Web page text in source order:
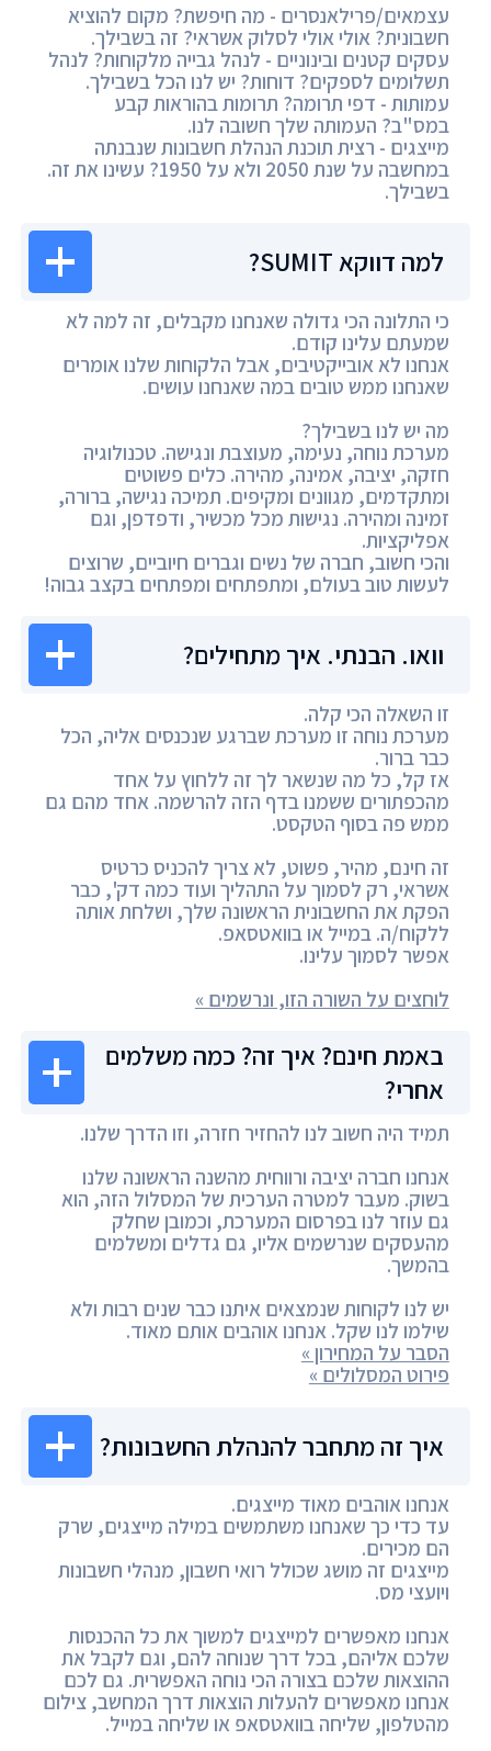
עצמאים/פרילאנסרים - מה חיפשת? מקום להוציא
חשבונית? אולי אולי לסלוק אשראי? זה בשבילך.
עסקים קטנים ובינוניים - לנהל גבייה מלקוחות? לנהל
תשלומים לספקים? דוחות? יש לנו הכל בשבילך.
עמותות - דפי תרומה? תרומות בהוראות קבע
במס"ב? העמותה שלך חשובה לנו.
מייצגים - רצית תוכנת הנהלת חשבונות שנבנתה
במחשבה על שנת 2050 ולא על 1950? עשינו את זה.
בשבילך.
למה דווקא SUMIT?
כי התלונה הכי גדולה שאנחנו מקבלים, זה למה לא
שמעתם עלינו קודם.
אנחנו לא אובייקטיבים, אבל הלקוחות שלנו אומרים
שאנחנו ממש טובים במה שאנחנו עושים.
מה יש לנו בשבילך?
מערכת נוחה, נעימה, מעוצבת ונגישה. טכנולוגיה
חזקה, יציבה, אמינה, מהירה. כלים פשוטים
ומתקדמים, מגוונים ומקיפים. תמיכה נגישה, ברורה,
זמינה ומהירה. נגישות מכל מכשיר, ודפדפן, וגם
אפליקציות.
והכי חשוב, חברה של נשים וגברים חיוביים, שרוצים
לעשות טוב בעולם, ומתפתחים ומפתחים בקצב גבוה!
וואו. הבנתי. איך מתחילים?
זו השאלה הכי קלה.
מערכת נוחה זו מערכת שברגע שנכנסים אליה, הכל
כבר ברור.
אז קל, כל מה שנשאר לך זה ללחוץ על אחד
מהכפתורים ששמנו בדף הזה להרשמה. אחד מהם גם
ממש פה בסוף הטקסט.
זה חינם, מהיר, פשוט, לא צריך להכניס כרטיס
אשראי, רק לסמוך על התהליך ועוד כמה דק', כבר
הפקת את החשבונית הראשונה שלך, ושלחת אותה
ללקוח/ה. במייל או בוואטסאפ.
אפשר לסמוך עלינו.
לוחצים על השורה הזו, ונרשמים »
באמת חינם? איך זה? כמה משלמים
אחרי?
תמיד היה חשוב לנו להחזיר חזרה, וזו הדרך שלנו.
אנחנו חברה יציבה ורווחית מהשנה הראשונה שלנו
בשוק. מעבר למטרה הערכית של המסלול הזה, הוא
גם עוזר לנו בפרסום המערכת, וכמובן שחלק
מהעסקים שנרשמים אליו, גם גדלים ומשלמים
בהמשך.
יש לנו לקוחות שנמצאים איתנו כבר שנים רבות ולא
שילמו לנו שקל. אנחנו אוהבים אותם מאוד.
הסבר על המחירון »
פירוט המסלולים »
איך זה מתחבר להנהלת החשבונות?
אנחנו אוהבים מאוד מייצגים.
עד כדי כך שאנחנו משתמשים במילה מייצגים, שרק
הם מכירים.
מייצגים זה מושג שכולל רואי חשבון, מנהלי חשבונות
ויועצי מס.
אנחנו מאפשרים למייצגים למשוך את כל ההכנסות
שלכם אליהם, בכל דרך שנוחה להם, וגם לקבל את
ההוצאות שלכם בצורה הכי נוחה האפשרית. גם לכם
אנחנו מאפשרים להעלות הוצאות דרך המחשב, צילום
מהטלפון, שליחה בוואטסאפ או שליחה במייל.